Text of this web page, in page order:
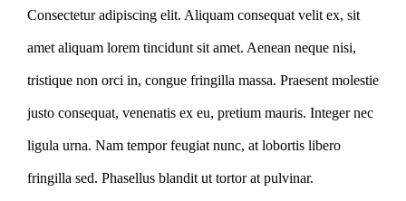
Consectetur adipiscing elit. Aliquam consequat velit ex, sit
amet aliquam lorem tincidunt sit amet. Aenean neque nisi,
tristique non orci in, congue fringilla massa. Praesent molestie
justo consequat, venenatis ex eu, pretium mauris. Integer nec
ligula urna. Nam tempor feugiat nunc, at lobortis libero
fringilla sed. Phasellus blandit ut tortor at pulvinar.